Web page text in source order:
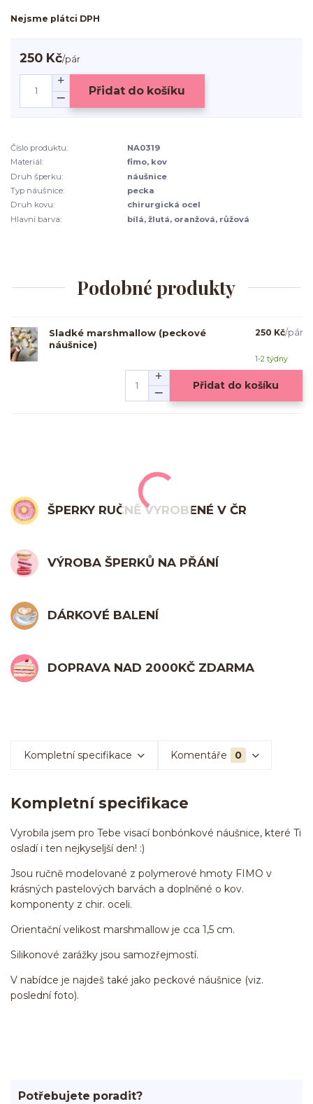
Nejsme plátci DPH
250 Kč/pár
Přidat do košíku
Číslo produktu:
NA0319
Materiál:
fimo, kov
Druh šperku:
náušnice
Typ náušnice:
pecka
Druh kovu:
chirurgická ocel
Hlavní barva:
bílá, žlutá, oranžová, růžová
Podobné produkty
Sladké marshmallow (peckové
náušnice)
250 Kč/pár
1-2 týdny
Přidat do košíku
ŠPERKY RUČNĚ VYROBENÉ V ČR
VÝROBA ŠPERKŮ NA PŘÁNÍ
DÁRKOVÉ BALENÍ
DOPRAVA NAD 2000KČ ZDARMA
Kompletní specifikace Komentáře 0
Kompletní specifikace
Vyrobila jsem pro Tebe visací bonbónkové náušnice, které Ti
osladí i ten nejkyseljší den! :)
Jsou ručně modelované z polymerové hmoty FIMO v
krásných pastelových barvách a doplněné o kov.
komponenty z chir. oceli.
Orientační velikost marshmallow je cca 1,5 cm.
Silikonové zarážky jsou samozřejmostí.
V nabídce je najdeš také jako peckové náušnice (viz.
poslední foto).
Potřebujete poradit?